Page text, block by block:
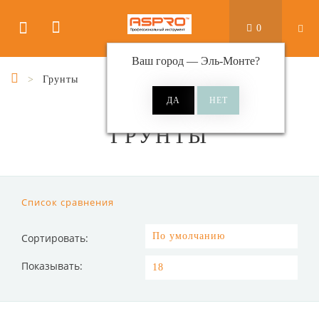
Ваш город — Эль-Монте?
0
Грунты
ГРУНТЫ
Список сравнения
Сортировать:
Показывать: